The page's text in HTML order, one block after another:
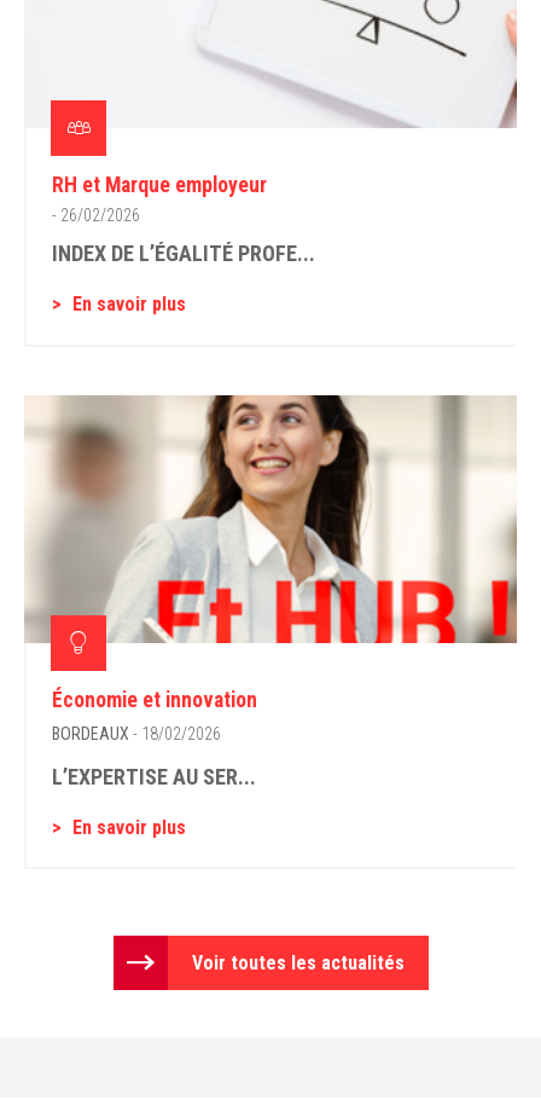
RH et Marque employeur
- 26/02/2026
INDEX DE L’ÉGALITÉ PROFE...
En savoir plus
Économie et innovation
BORDEAUX - 18/02/2026
L’EXPERTISE AU SER...
En savoir plus
Voir toutes les actualités